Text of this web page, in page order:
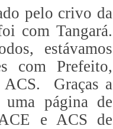
pelo crivo da
com Tangará.
estávamos
com Prefeito,
Graças a
uma página de
e ACS de